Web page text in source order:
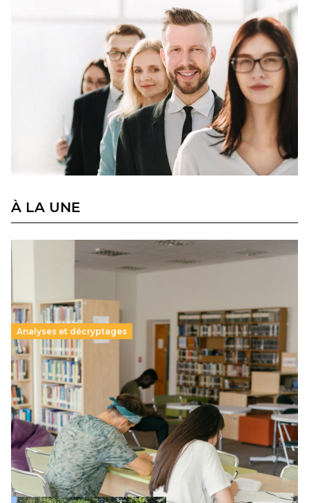
À LA UNE
Analyses et décryptages
Supérieur privé : une dérive qui met à mal la
promesse républicaine
11 juillet 2026-
Le projet de loi sur la régulation de l’enseignement
supérieur privé met en lumière l’amplification d’un système
qui relègue l’acte pédagogique au superfétatoire, voire à…
Lire la suite →